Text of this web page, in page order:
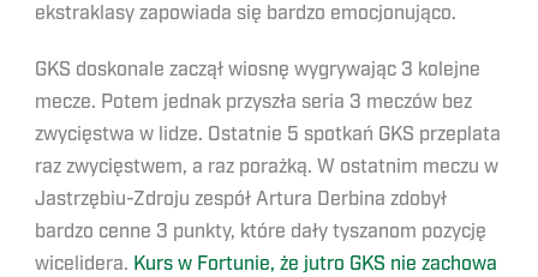
ekstraklasy zapowiada się bardzo emocjonująco.
GKS doskonale zaczął wiosnę wygrywając 3 kolejne
mecze. Potem jednak przyszła seria 3 meczów bez
zwycięstwa w lidze. Ostatnie 5 spotkań GKS przeplata
raz zwycięstwem, a raz porażką. W ostatnim meczu w
Jastrzębiu-Zdroju zespół Artura Derbina zdobył
bardzo cenne 3 punkty, które dały tyszanom pozycję
wicelidera. Kurs w Fortunie, że jutro GKS nie zachowa